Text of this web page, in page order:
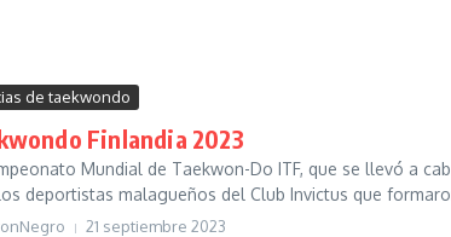
de taekwondo
Finlandia 2023
Mundial de Taekwon-Do ITF, que se llevó a
deportistas malagueños del Club Invictus que
21 septiembre 2023